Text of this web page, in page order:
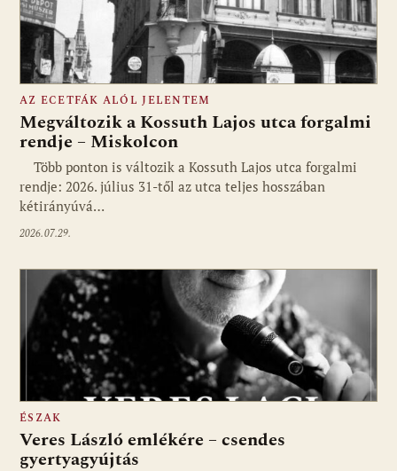
AZ ECETFÁK ALÓL JELENTEM
Megváltozik a Kossuth Lajos utca forgalmi
rendje – Miskolcon
Több ponton is változik a Kossuth Lajos utca forgalmi
rendje: 2026. július 31-től az utca teljes hosszában
kétirányúvá…
2026.07.29.
ÉSZAK
Veres László emlékére – csendes
gyertyagyújtás